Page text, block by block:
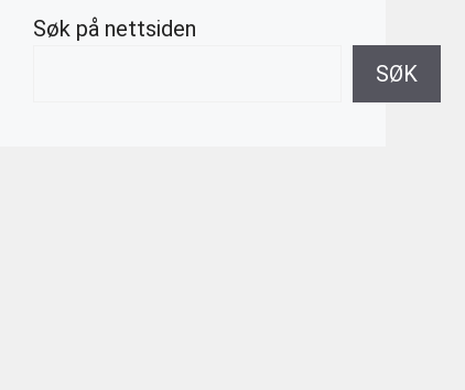
Søk på nettsiden
SØK